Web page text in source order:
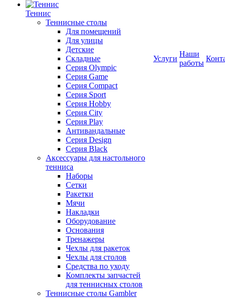
Теннис
Теннисные столы
Для помещений
Для улицы
Детские
Складные
Серия Olympic
Серия Game
Серия Compact
Серия Sport
Серия Hobby
Серия City
Серия Play
Антивандальные
Серия Design
Серия Black
Аксессуары для настольного
тенниса
Наборы
Сетки
Ракетки
Мячи
Накладки
Оборудование
Основания
Тренажеры
Чехлы для ракеток
Чехлы для столов
Средства по уходу
Комплекты запчастей
для теннисных столов
Теннисные столы Gambler
Услуги
Наши
работы